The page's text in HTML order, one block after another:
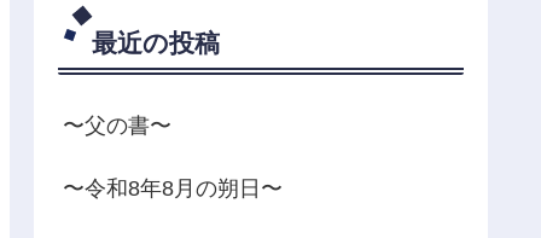
最近の投稿
〜父の書〜
〜令和8年8月の朔日〜